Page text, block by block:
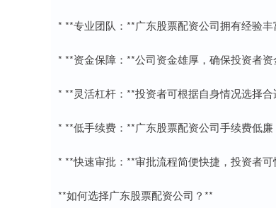
* **专业团队：**广东股票配资公司拥有经验
* **资金保障：**公司资金雄厚，确保投资者资
* **灵活杠杆：**投资者可根据自身情况选择合
* **低手续费：**广东股票配资公司手续费低廉
* **快速审批：**审批流程简便快捷，投资者可
**如何选择广东股票配资公司？**